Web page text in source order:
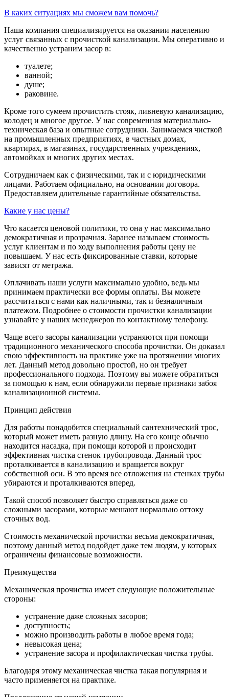
В каких ситуациях мы сможем вам помочь?
Наша компания специализируется на оказании населению
услуг связанных с прочисткой канализации. Мы оперативно и
качественно устраним засор в:
туалете;
ванной;
душе;
раковине.
Кроме того сумеем прочистить стояк, ливневую канализацию,
колодец и многое другое. У нас современная материально-
техническая база и опытные сотрудники. Занимаемся чисткой
на промышленных предприятиях, в частных домах,
квартирах, в магазинах, государственных учреждениях,
автомойках и многих других местах.
Сотрудничаем как с физическими, так и с юридическими
лицами. Работаем официально, на основании договора.
Предоставляем длительные гарантийные обязательства.
Какие у нас цены?
Что касается ценовой политики, то она у нас максимально
демократичная и прозрачная. Заранее называем стоимость
услуг клиентам и по ходу выполнения работы цену не
повышаем. У нас есть фиксированные ставки, которые
зависят от метража.
Оплачивать наши услуги максимально удобно, ведь мы
принимаем практически все формы оплаты. Вы можете
рассчитаться с нами как наличными, так и безналичным
платежом. Подробнее о стоимости прочистки канализации
узнавайте у наших менеджеров по контактному телефону.
Чаще всего засоры канализации устраняются при помощи
традиционного механического способа прочистки. Он доказал
свою эффективность на практике уже на протяжении многих
лет. Данный метод довольно простой, но он требует
профессионального подхода. Поэтому вы можете обратиться
за помощью к нам, если обнаружили первые признаки забоя
канализационной системы.
Принцип действия
Для работы понадобится специальный сантехнический трос,
который может иметь разную длину. На его конце обычно
находится насадка, при помощи которой и происходит
эффективная чистка стенок трубопровода. Данный трос
проталкивается в канализацию и вращается вокруг
собственной оси. В это время все отложения на стенках трубы
убираются и проталкиваются вперед.
Такой способ позволяет быстро справляться даже со
сложными засорами, которые мешают нормально оттоку
сточных вод.
Стоимость механической прочистки весьма демократичная,
поэтому данный метод подойдет даже тем людям, у которых
ограничены финансовые возможности.
Преимущества
Механическая прочистка имеет следующие положительные
стороны:
устранение даже сложных засоров;
доступность;
можно производить работы в любое время года;
невысокая цена;
устранение засора и профилактическая чистка трубы.
Благодаря этому механическая чистка такая популярная и
часто применяется на практике.